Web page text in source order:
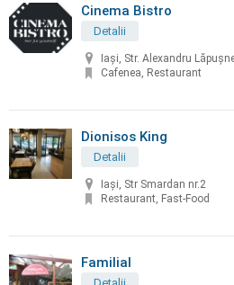
Cinema Bistro
Detalii
Iași, Str. Alexandru
Cafenea, Restaurant
Dionisos King
Detalii
Iași, Str Smardan nr.2
Restaurant, Fast-Food
Familial